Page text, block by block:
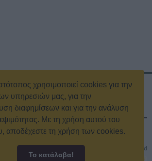
χρησιμοποιεί cookies για την
υπηρεσιών μας, για την
διαφημίσεων και για την ανάλυση
Με τη χρήση αυτού του
αποδέχεστε τη χρήση των cookies.
Το κατάλαβα!
Όροι Χρήσης
Ταυτότητα
& Cookies
Επικοινωνία
Οικονομικά στοιχεία
γενικής συνέλευσης
Κρατική Διαφήμιση
ΔΡΟΜΟΣ 89.8 FM All rights reserved